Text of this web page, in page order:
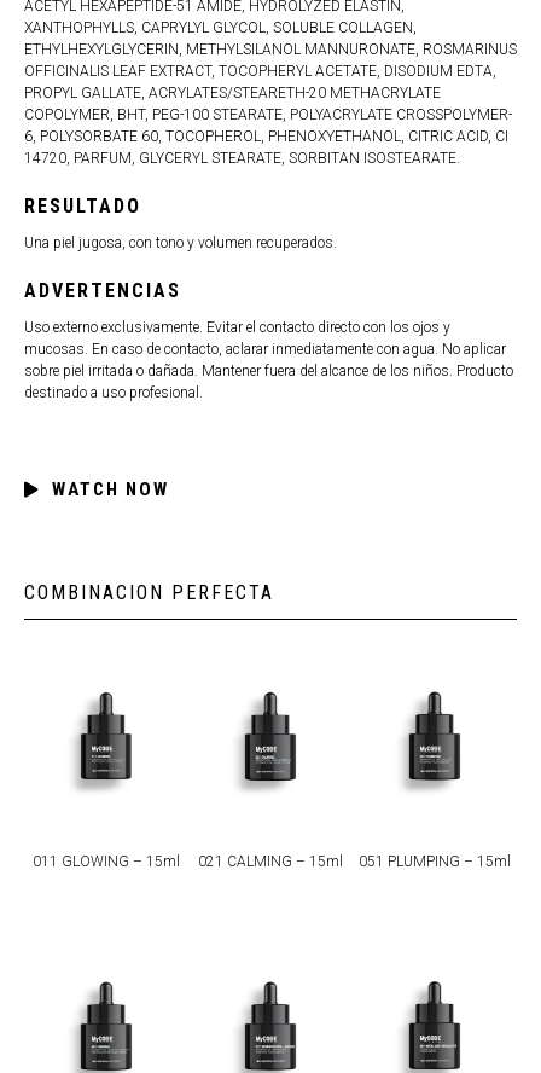
ACETYL HEXAPEPTIDE-51 AMIDE, HYDROLYZED ELASTIN,
XANTHOPHYLLS, CAPRYLYL GLYCOL, SOLUBLE COLLAGEN,
ETHYLHEXYLGLYCERIN, METHYLSILANOL MANNURONATE, ROSMARINUS
OFFICINALIS LEAF EXTRACT, TOCOPHERYL ACETATE, DISODIUM EDTA,
PROPYL GALLATE, ACRYLATES/STEARETH-20 METHACRYLATE
COPOLYMER, BHT, PEG-100 STEARATE, POLYACRYLATE CROSSPOLYMER-
6, POLYSORBATE 60, TOCOPHEROL, PHENOXYETHANOL, CITRIC ACID, CI
14720, PARFUM, GLYCERYL STEARATE, SORBITAN ISOSTEARATE.
RESULTADO
Una piel jugosa, con tono y volumen recuperados.
ADVERTENCIAS
Uso externo exclusivamente. Evitar el contacto directo con los ojos y
mucosas. En caso de contacto, aclarar inmediatamente con agua. No aplicar
sobre piel irritada o dañada. Mantener fuera del alcance de los niños. Producto
destinado a uso profesional.
WATCH NOW
COMBINACION PERFECTA
011 GLOWING – 15ml 021 CALMING – 15ml 051 PLUMPING – 15ml